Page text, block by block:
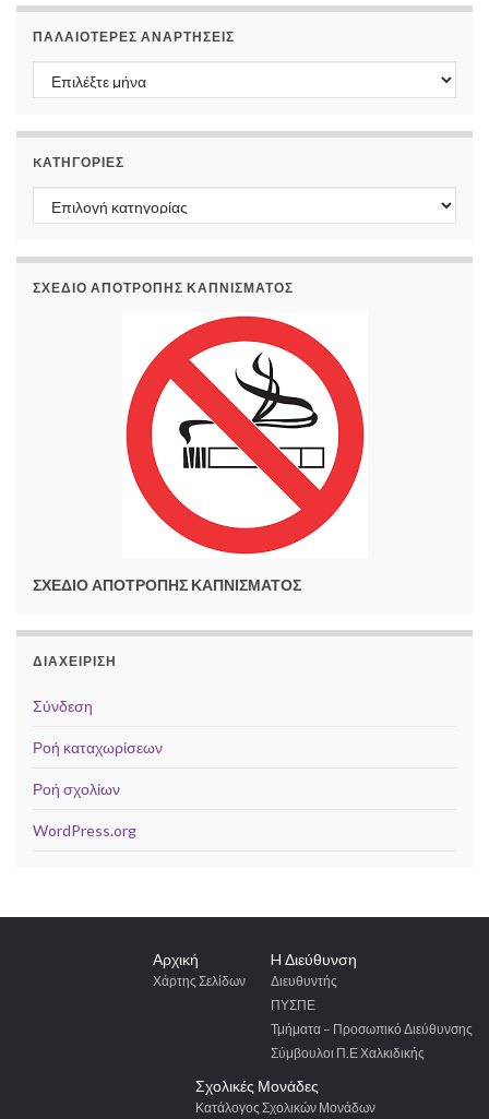
ΠΑΛΑΙΌΤΕΡΕΣ ΑΝΑΡΤΉΣΕΙΣ
Παλαιότερες αναρτήσεις
KΑΤΗΓΟΡΊΕΣ
Kατηγορίες
ΣΧΕΔΙΟ ΑΠΟΤΡΟΠΗΣ ΚΑΠΝΙΣΜΑΤΟΣ
ΣΧΕΔΙΟ ΑΠΟΤΡΟΠΗΣ ΚΑΠΝΙΣΜΑΤΟΣ
ΔΙΑΧΕΊΡΙΣΗ
Σύνδεση
Ροή καταχωρίσεων
Ροή σχολίων
WordPress.org
Αρχική
Χάρτης Σελίδων
H Διεύθυνση
Διευθυντής
ΠΥΣΠΕ
Τμήματα – Προσωπικό Διεύθυνσης
Σύμβουλοι Π.Ε Χαλκιδικής
Σχολικές Μονάδες
Κατάλογος Σχολικών Μονάδων